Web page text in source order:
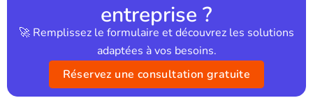
entreprise ?
🚀 Remplissez le formulaire et découvrez les solutions
adaptées à vos besoins.
Réservez une consultation gratuite